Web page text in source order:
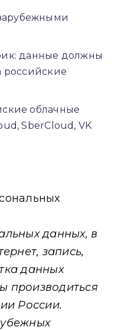
данные должны
российские
облачные
SberCloud, VK
данных, в
запись,
данных
производиться
России.